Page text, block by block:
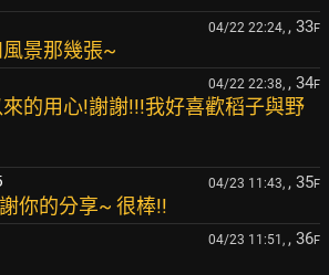
04/22 22:24, , 33F
景那幾張~
04/22 22:38, , 34F
的用心!謝謝!!!我好喜歡稻子與野
04/23 11:43, , 35F
你的分享~ 很棒!!
04/23 11:51, , 36F